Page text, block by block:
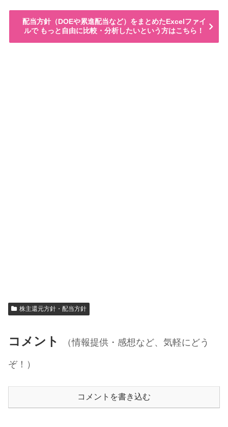
配当方針（DOEや累進配当など）をまとめたExcelファイ
ルで もっと自由に比較・分析したいという方はこちら！
株主還元方針・配当方針
コメント
（情報提供・感想など、気軽にどう
ぞ！）
コメントを書き込む